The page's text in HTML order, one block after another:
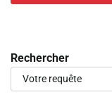
Rechercher